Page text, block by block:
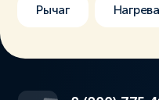
Рычаг